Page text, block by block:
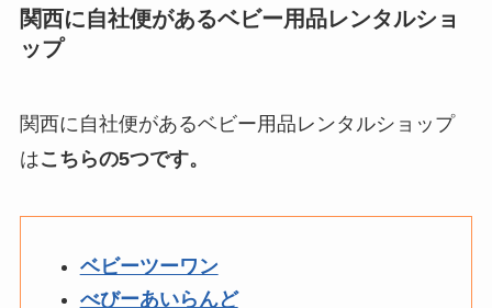
関西に自社便があるベビー用品レンタルショ
ップ
関西に自社便があるベビー用品レンタルショップ
はこちらの5つです。
ベビーツーワン
べびーあいらんど